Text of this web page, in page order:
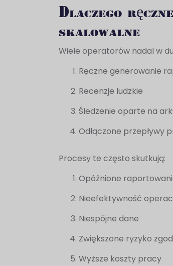
Dlaczego
skalowalne
Wiele operatorów nadal w
Ręczne generowanie
Recenzje ludzkie
Śledzenie oparte na
Odłączone przepływy
Procesy te często skutkują:
Opóźnione
Nieefektywność
Niespójne dane
Zwiększone ryzyko
Wyższe koszty pracy